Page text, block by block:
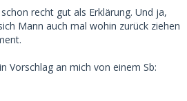
recht gut als Erklärung. Und ja,
Mann auch mal wohin zurück ziehen
Vorschlag an mich von einem Sb: